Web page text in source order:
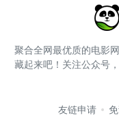
聚合全网最优质的电影
藏起来吧！关注公众号
友链申请